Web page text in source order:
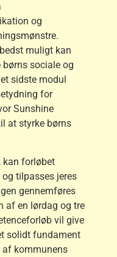
og
muligt kan
sociale og
sidste modul
for
Sunshine
at styrke børns
kan forløbet
tilpasses jeres
gennemføres
af en lørdag og tre
vil give
solidt fundament
af kommunens